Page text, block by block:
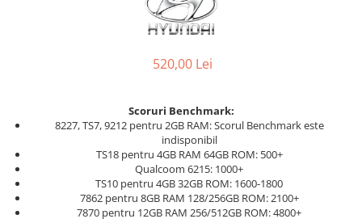
520,00 Lei
Scoruri Benchmark:
8227, TS7, 9212 pentru 2GB RAM: Scorul Benchmark este
indisponibil
TS18 pentru 4GB RAM 64GB ROM: 500+
Qualcoom 6215: 1000+
TS10 pentru 4GB 32GB ROM: 1600-1800
7862 pentru 8GB RAM 128/256GB ROM: 2100+
7870 pentru 12GB RAM 256/512GB ROM: 4800+